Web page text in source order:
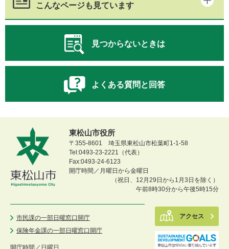
こんなページも見ています
見つからないときは
よくある質問と回答
東松山市役所
〒355-8601 埼玉県東松山市松葉町1-1-58
Tel:0493-23-2221（代表）
Fax:0493-24-6123
開庁時間／月曜日から金曜日
（祝日、12月29日から1月3日を除く）
午前8時30分から午後5時15分
市民課の一部日曜窓口開庁
保険年金課の一部日曜窓口開庁
開庁時間／ 日曜日
アクセス